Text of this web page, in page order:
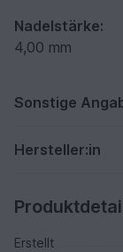
Nadelstärke:
4,00 mm
Sonstige
Hersteller:in
Erstellt